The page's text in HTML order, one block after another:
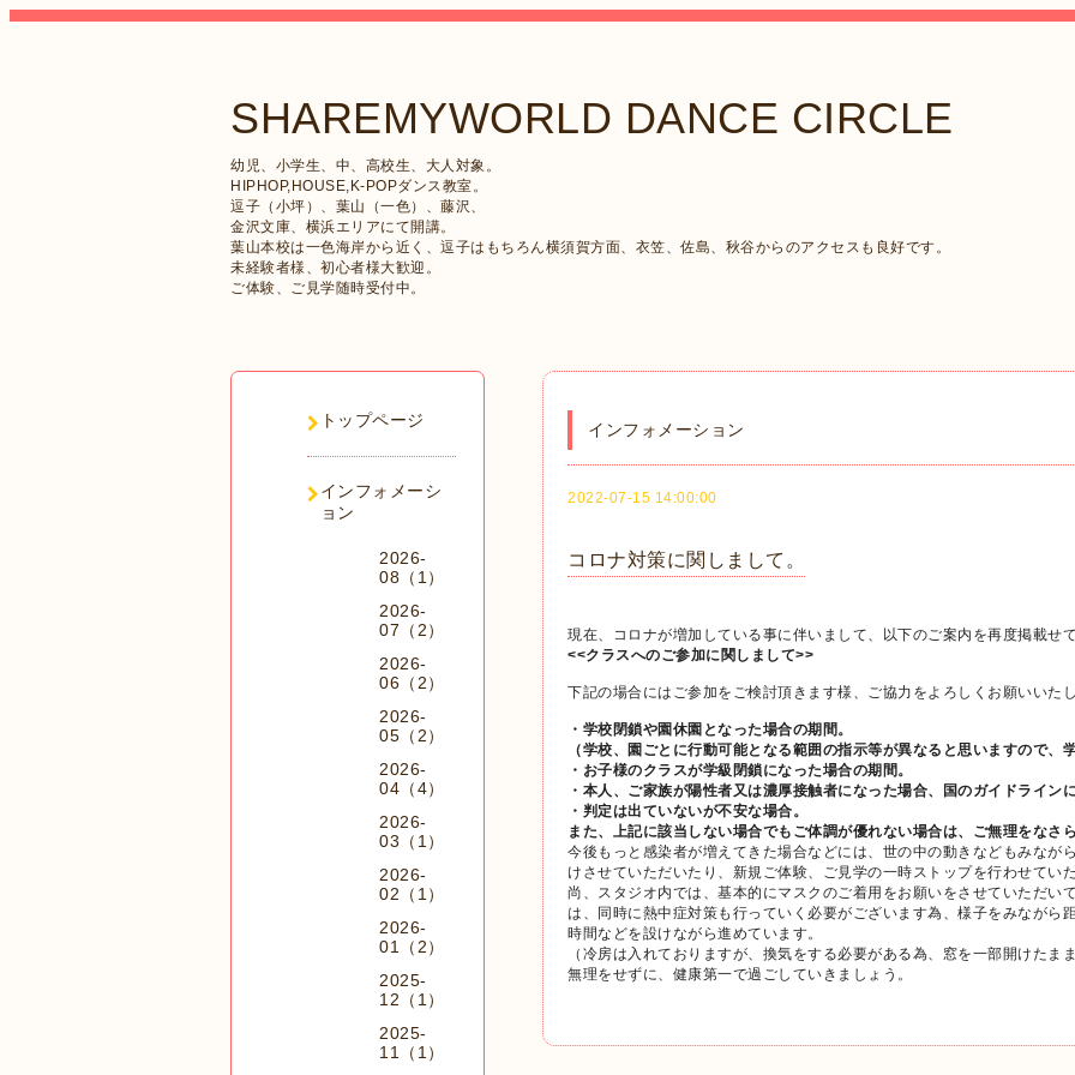
SHAREMYWORLD DANCE CIRCLE
幼児、小学生、中、高校生、大人対象。
HIPHOP,HOUSE,K-POPダンス教室。
逗子（小坪）、葉山（一色）、藤沢、
金沢文庫、横浜エリアにて開講。
葉山本校は一色海岸から近く、逗子はもちろん横須賀方面、衣笠、佐島、秋谷からのアクセスも良好です。
未経験者様、初心者様大歓迎。
ご体験、ご見学随時受付中。
インフォメーション
2022-07-15 14:00:00
コロナ対策に関しまして。
現在、コロナが増加している事に伴いまして、以下のご案内を再度掲載せ
<<クラスへのご参加に関しまして>>
下記の場合にはご参加をご検討頂きます様、 ご協力をよろしくお願いいた
・学校閉鎖や園休園となった場合の期間。
（学校、
園ごとに行動可能となる範囲の指示等が異なると思いますので、
・お子様のクラスが学級閉鎖になった場合の期間。
・本人、ご家族が陽性者又は濃厚接触者になった場合、
国のガイドライン
・判定は出ていないが不安な場合。
また、上記に該当しない場合でもご体調が優れない場合は、
ご無理をなさ
今後もっと感染者が増えてきた場合などには、 世の中の動きなどもみなが
けさせていただいたり、 新規ご体験、ご見学の一時ストップを行わせてい
尚、スタジオ内では、 基本的にマスクのご着用をお願いをさせていただい
は、
同時に熱中症対策も行っていく必要がございます為、 様子をみながら
時間などを設けながら進めています。
（冷房は入れておりますが、換気をする必要がある為、
窓を一部開けたま
無理をせずに、健康第一で過ごしていきましょう。
トップページ
インフォメーシ
ョン
2026-
08（1）
2026-
07（2）
2026-
06（2）
2026-
05（2）
2026-
04（4）
2026-
03（1）
2026-
02（1）
2026-
01（2）
2025-
12（1）
2025-
11（1）